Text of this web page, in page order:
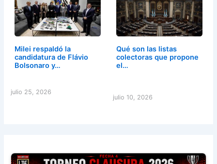
Milei respaldó la
candidatura de Flávio
Bolsonaro y…
julio 25, 2026
Qué son las listas
colectoras que propone
el…
julio 10, 2026